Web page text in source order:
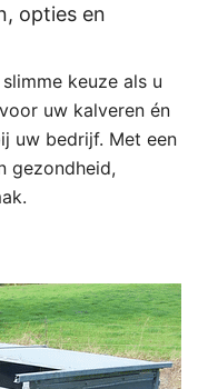
opties en
keuze als u
uw kalveren én
uw bedrijf. Met een
gezondheid,